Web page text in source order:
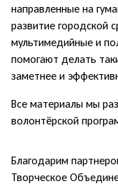
направленные на
развитие
мультимедийные и
помогают делать
заметнее и
Все материалы мы
волонтёрской
Благодарим
Творческое